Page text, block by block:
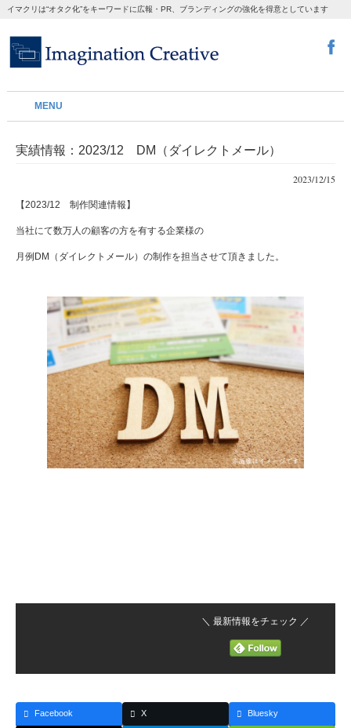
イマクリは“オタク化”をキーワードに広報・PR、ブランディングの強化を得意としています
MENU
実績情報：2023/12 DM（ダイレクトメール）
2023/12/15
【2023/12 制作関連情報】
当社にて数万人の顧客の方を有する企業様の
月例DM（ダイレクトメール）の制作を担当させて頂きました。
＼ 最新情報をチェック ／
Facebook X Bluesky